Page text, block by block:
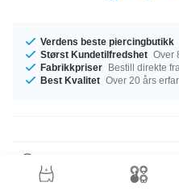
Verdens beste piercingbutikk
Størst Kundetilfredshet Over
Fabrikkpriser Bestill direkte
Best Kvalitet Over 20 års
Denne artikkelen har målet 0.6